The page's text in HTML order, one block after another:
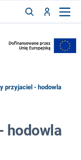
przyjaciel - hodowla
hodowla